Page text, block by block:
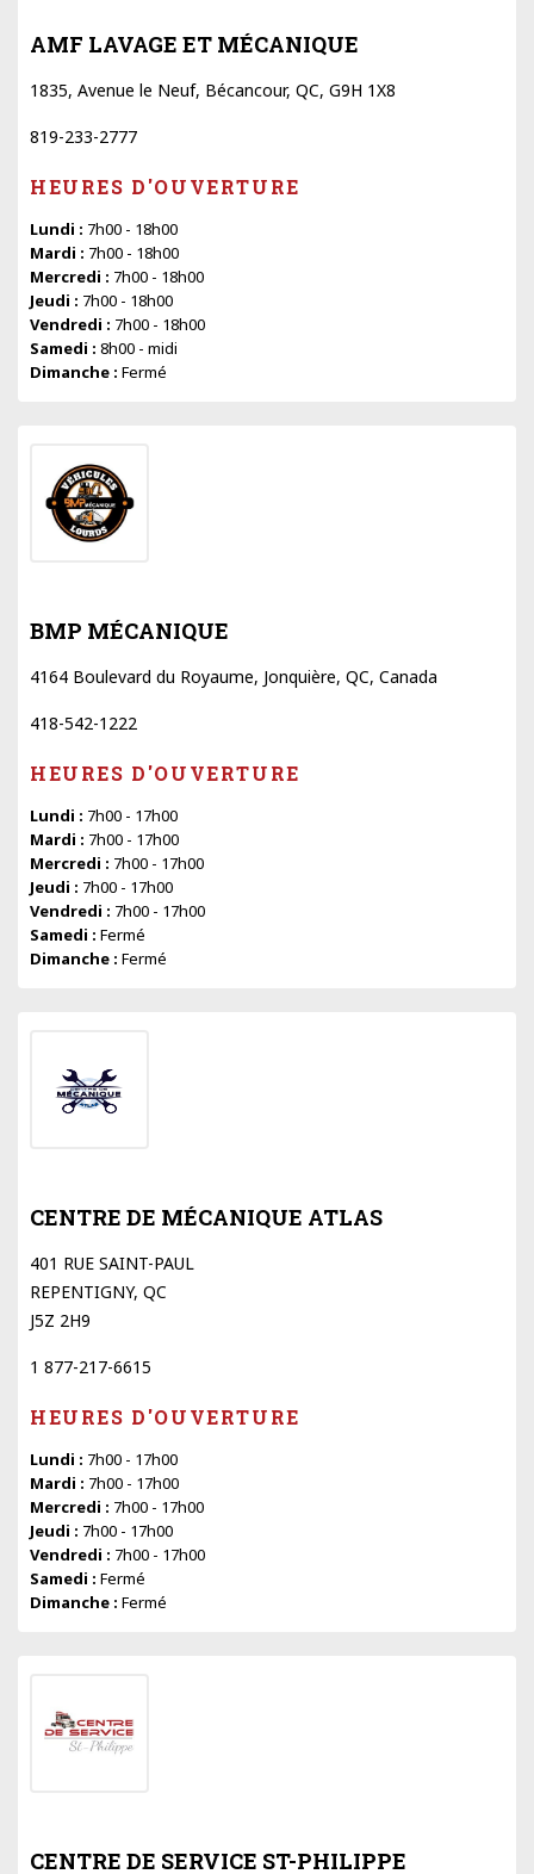
AMF LAVAGE ET MÉCANIQUE
1835, Avenue le Neuf, Bécancour, QC, G9H 1X8
819-233-2777
HEURES D'OUVERTURE
Lundi : 7h00 - 18h00
Mardi : 7h00 - 18h00
Mercredi : 7h00 - 18h00
Jeudi : 7h00 - 18h00
Vendredi : 7h00 - 18h00
Samedi : 8h00 - midi
Dimanche : Fermé
BMP MÉCANIQUE
4164 Boulevard du Royaume, Jonquière, QC, Canada
418-542-1222
HEURES D'OUVERTURE
Lundi : 7h00 - 17h00
Mardi : 7h00 - 17h00
Mercredi : 7h00 - 17h00
Jeudi : 7h00 - 17h00
Vendredi : 7h00 - 17h00
Samedi : Fermé
Dimanche : Fermé
CENTRE DE MÉCANIQUE ATLAS
401 RUE SAINT-PAUL
REPENTIGNY, QC
J5Z 2H9
1 877-217-6615
HEURES D'OUVERTURE
Lundi : 7h00 - 17h00
Mardi : 7h00 - 17h00
Mercredi : 7h00 - 17h00
Jeudi : 7h00 - 17h00
Vendredi : 7h00 - 17h00
Samedi : Fermé
Dimanche : Fermé
CENTRE DE SERVICE ST-PHILIPPE